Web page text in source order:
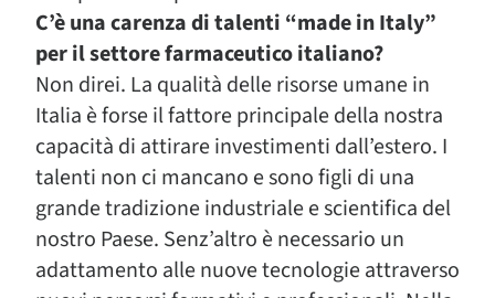
C’è una carenza di talenti “made in Italy”
per il settore farmaceutico italiano?
Non direi. La qualità delle risorse umane in
Italia è forse il fattore principale della nostra
capacità di attirare investimenti dall’estero. I
talenti non ci mancano e sono figli di una
grande tradizione industriale e scientifica del
nostro Paese. Senz’altro è necessario un
adattamento alle nuove tecnologie attraverso